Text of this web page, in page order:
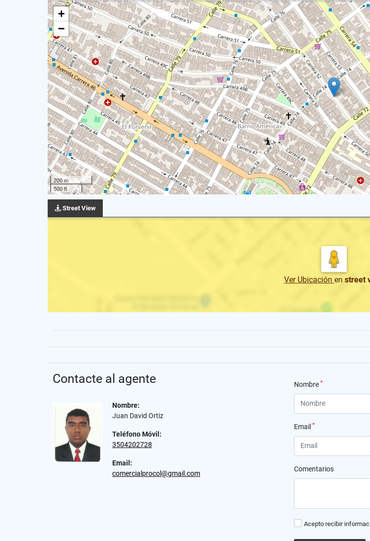
+
−
200 m
500 ft
Street View
Ver Ubicación en street
Contacte al agente
Nombre:
Juan David Ortiz
Teléfono Móvil:
3504202728
Email:
comercialprocol@gmail.com
Nombre *
Email *
Comentarios
Acepto recibir